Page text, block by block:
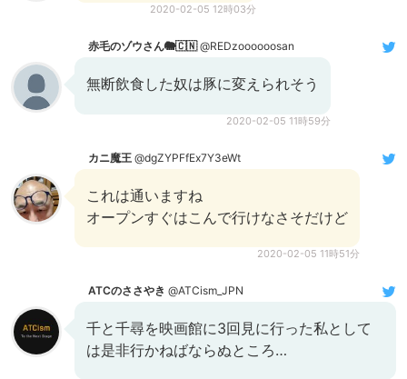
2020-02-05 12時03分
赤毛のゾウさん🐘🇨🇳@REDzoooooosan
無断飲食した奴は豚に変えられそう
2020-02-05 11時59分
カニ魔王 @dgZYPFfEx7Y3eWt
これは通いますね
オープンすぐはこんで行けなさそだけど
2020-02-05 11時51分
ATCのささやき @ATCism_JPN
千と千尋を映画館に3回見に行った私として
は是非行かねばならぬところ…